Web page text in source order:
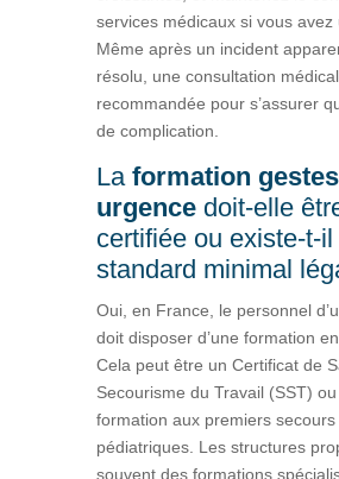
services médicaux si vous avez
Même après un incident
résolu, une consultation
recommandée pour s’assurer
de complication.
La formation gestes
urgencedoit-elle
certifiée ou existe-t-il
standard minimal
Oui, en France, le personnel
doit disposer d’une formation
Cela peut être un Certificat de
Secourisme du Travail (SST)
formation aux premiers secours
pédiatriques. Les structures
souvent des formations